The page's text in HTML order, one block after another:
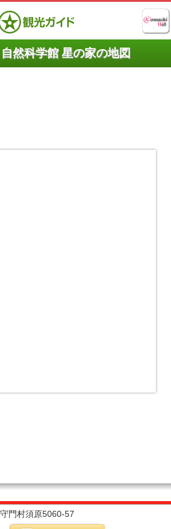
自然科学館 星の家の地図
門村須原5060-57